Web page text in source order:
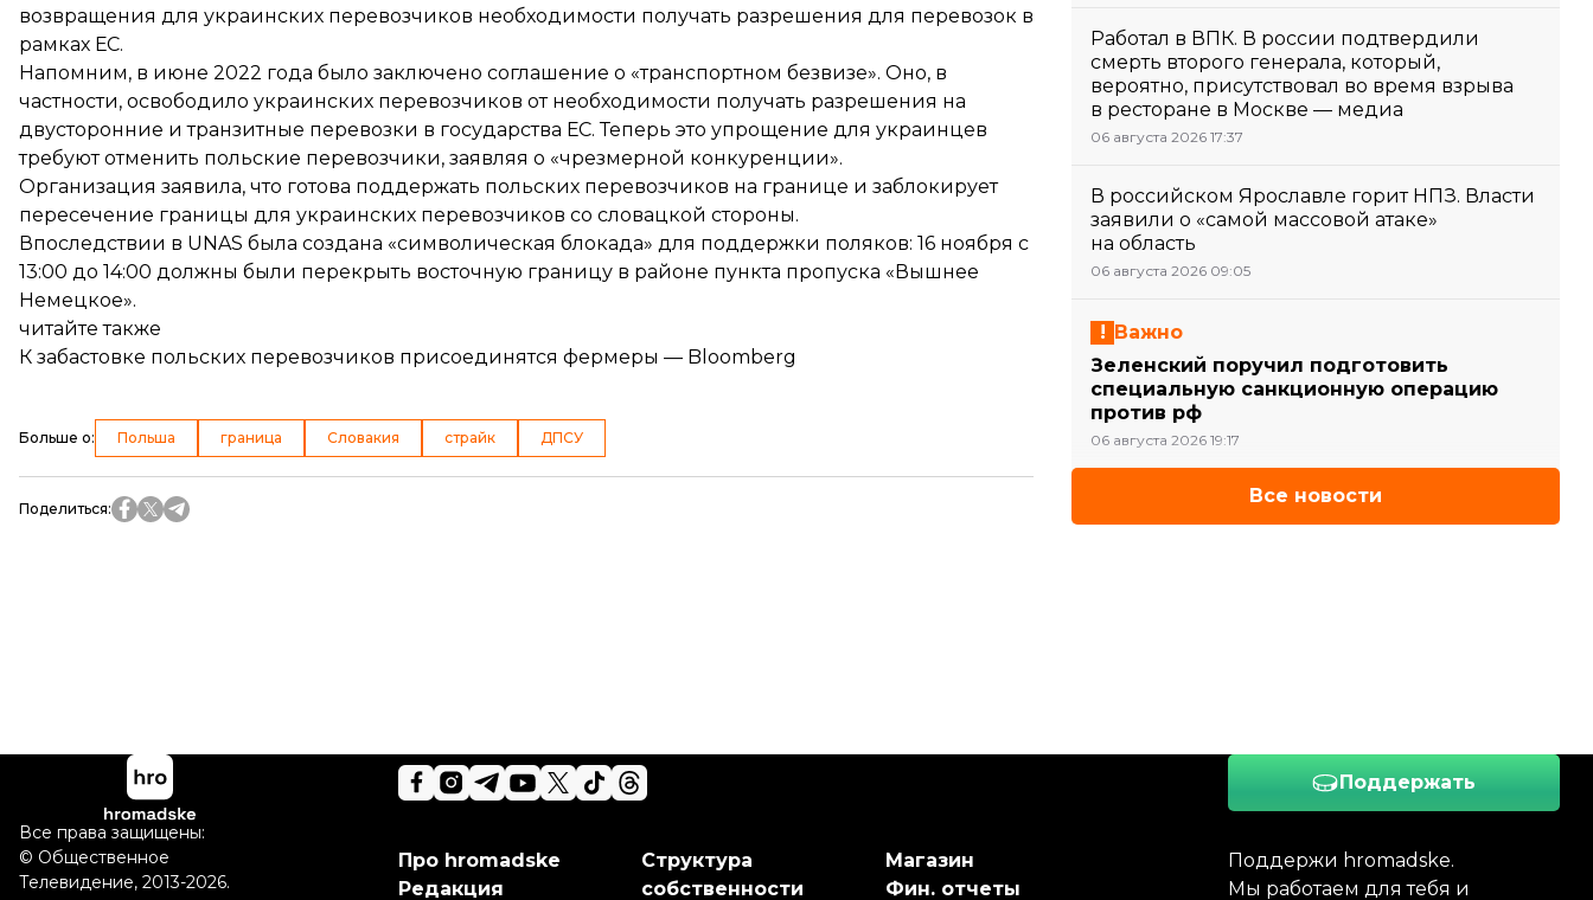
возвращения для украинских перевозчиков необходимости получать разрешения для перевозок в
рамках ЕС.
Напомним, в июне 2022 года было заключено соглашение о «транспортном безвизе». Оно, в
частности, освободило украинских перевозчиков от необходимости получать разрешения на
двусторонние и транзитные перевозки в государства ЕС. Теперь это упрощение для украинцев
требуют отменить польские перевозчики, заявляя о «чрезмерной конкуренции».
Организация заявила, что готова поддержать польских перевозчиков на границе и заблокирует
пересечение границы для украинских перевозчиков со словацкой стороны.
Впоследствии в UNAS была создана «символическая блокада» для поддержки поляков: 16 ноября с
13:00 до 14:00 должны были перекрыть восточную границу в районе пункта пропуска «Вышнее
Немецкое».
читайте также
К забастовке польских перевозчиков присоединятся фермеры — Bloomberg
Больше о: Польша граница Словакия страйк ДПСУ
Поделиться:
Работал в ВПК. В россии подтвердили
смерть второго генерала, который,
вероятно, присутствовал во время взрыва
в ресторане в Москве — медиа
06 августа 2026 17:37
В российском Ярославле горит НПЗ. Власти
заявили о «самой массовой атаке»
на область
06 августа 2026 09:05
Важно
Зеленский поручил подготовить
специальную санкционную операцию
против рф
06 августа 2026 19:17
Все новости
Поддержать
Поддержи hromadske.
Мы работаем для тебя и
Про hromadske
Редакция
Структура
собственности
Магазин
Фин. отчеты
Все права защищены:
© Общественное
Телевидение, 2013-2026.